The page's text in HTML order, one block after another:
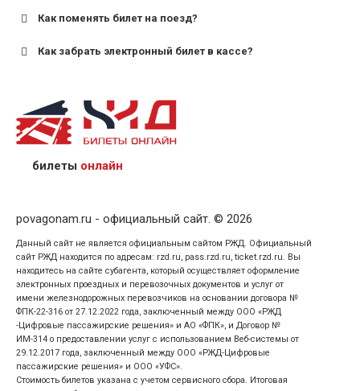
Как поменять билет на поезд?
Как забрать электронный билет в кассе?
назвав кассиру 14-значный номер заказа;
предъявив удостоверение личности пассажира, на
кого оформлен билет.
билеты онлайн
povagonam.ru - официальный сайт. © 2026
Данный сайт не является официальным сайтом РЖД. Официальный
сайт РЖД находится по адресам: rzd.ru, pass.rzd.ru, ticket.rzd.ru. Вы
находитесь на сайте субагента, который осуществляет оформление
электронных проездных и перевозочных документов и услуг от
имени железнодорожных перевозчиков на основании договора №
ФПК-22-316 от 27.12.2022 года, заключенный между ООО «РЖД
-Цифровые пассажирские решения» и АО «ФПК», и Договор №
ИМ-314 о предоставлении услуг с использованием Веб-системы от
29.12.2017 года, заключенный между ООО «РЖД-Цифровые
пассажирские решения» и ООО «УФС».
Стоимость билетов указана с учетом сервисного сбора. Итоговая